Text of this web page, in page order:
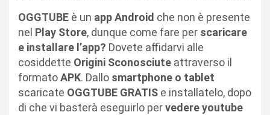
OGGTUBE è un app Android che non è presente
nel Play Store, dunque come fare per scaricare
e installare l’app? Dovete affidarvi alle
cosiddette Origini Sconosciute attraverso il
formatoAPK. Dallo smartphone o tablet
scaricate OGGTUBE GRATIS e installatelo, dopo
di che vi basterà eseguirlo pervedere youtube